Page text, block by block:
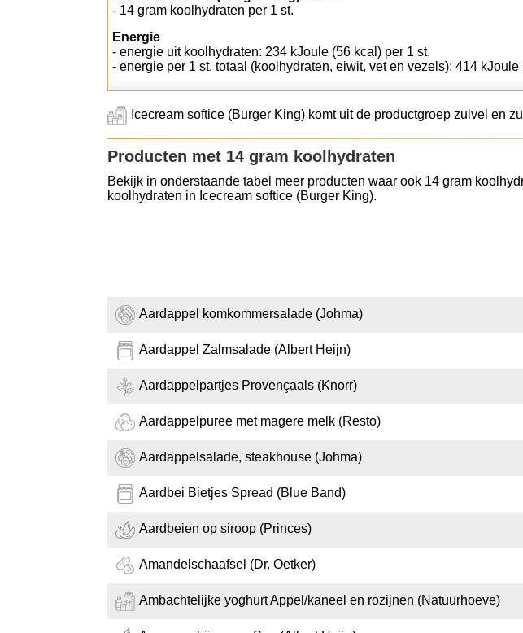
- 14 gram koolhydraten per 1 st.
Energie
- energie uit koolhydraten: 234 kJoule (56 kcal) per 1 st.
- energie per 1 st. totaal (koolhydraten, eiwit, vet en vezels): 414 kJoule
Icecream softice (Burger King) komt uit de productgroep zuivel en
Producten met 14 gram koolhydraten
Bekijk in onderstaande tabel meer producten waar ook 14 gram
koolhydraten in Icecream softice (Burger King).
Aardappel komkommersalade (Johma)
Aardappel Zalmsalade (Albert Heijn)
Aardappelpartjes Provençaals (Knorr)
Aardappelpuree met magere melk (Resto)
Aardappelsalade, steakhouse (Johma)
Aardbei Bietjes Spread (Blue Band)
Aardbeien op siroop (Princes)
Amandelschaafsel (Dr. Oetker)
Ambachtelijke yoghurt Appel/kaneel en rozijnen (Natuurhoeve)